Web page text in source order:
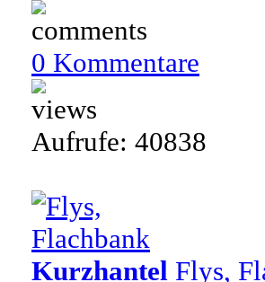
0 Kommentare
Aufrufe: 40838
Kurzhantel Flys,